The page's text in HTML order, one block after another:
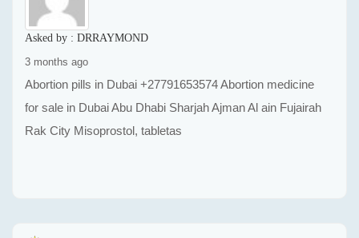
Asked by : DRRAYMOND
3 months ago
Abortion pills in Dubai +27791653574 Abortion medicine
for sale in Dubai Abu Dhabi Sharjah Ajman Al ain Fujairah
Rak City Misoprostol, tabletas